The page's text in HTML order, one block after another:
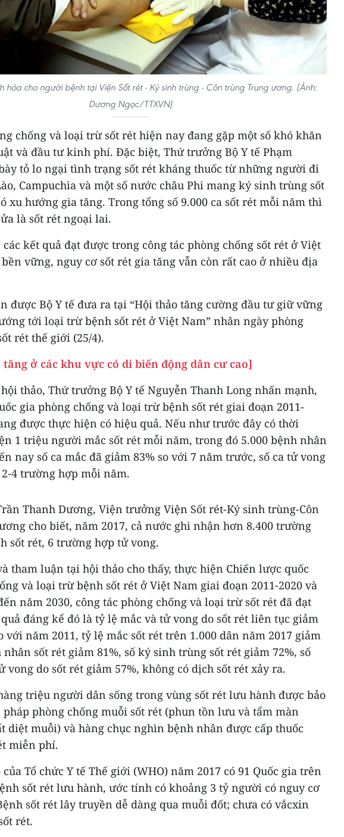
hóa cho người bệnh tại Viện Sốt rét - Ký sinh trùng - Côn trùng Trung ương. (Ảnh:
Dương Ngọc/TTXVN)
chống và loại trừ sốt rét hiện nay đang gặp một số khó khăn
và đầu tư kinh phí. Đặc biệt, Thứ trưởng Bộ Y tế Phạm
tỏ lo ngại tình trạng sốt rét kháng thuốc từ những người đi
Campuchia và một số nước châu Phi mang ký sinh trùng sốt
xu hướng gia tăng. Trong tổng số 9.000 ca sốt rét mỗi năm thì
là sốt rét ngoại lai.
các kết quả đạt được trong công tác phòng chống sốt rét ở Việt
vững, nguy cơ sốt rét gia tăng vẫn còn rất cao ở nhiều địa
được Bộ Y tế đưa ra tại “Hội thảo tăng cường đầu tư giữ vững
tới loại trừ bệnh sốt rét ở Việt Nam” nhân ngày phòng
rét thế giới (25/4).
ở các khu vực có di biến động dân cư cao]
thảo, Thứ trưởng Bộ Y tế Nguyễn Thanh Long nhấn mạnh,
gia phòng chống và loại trừ bệnh sốt rét giai đoạn 2011-
được thực hiện có hiệu quả. Nếu như trước đây có thời
1 triệu người mắc sốt rét mỗi năm, trong đó 5.000 bệnh nhân
nay số ca mắc đã giảm 83% so với 7 năm trước, số ca tử vong
4 trường hợp mỗi năm.
Thanh Dương, Viện trưởng Viện Sốt rét-Ký sinh trùng-Côn
cho biết, năm 2017, cả nước ghi nhận hơn 8.400 trường
sốt rét, 6 trường hợp tử vong.
tham luận tại hội thảo cho thấy, thực hiện Chiến lược quốc
và loại trừ bệnh sốt rét ở Việt Nam giai đoạn 2011-2020 và
năm 2030, công tác phòng chống và loại trừ sốt rét đã đạt
đáng kể đó là tỷ lệ mắc và tử vong do sốt rét liên tục giảm
với năm 2011, tỷ lệ mắc sốt rét trên 1.000 dân năm 2017 giảm
nhân sốt rét giảm 81%, số ký sinh trùng sốt rét giảm 72%, số
vong do sốt rét giảm 57%, không có dịch sốt rét xảy ra.
triệu người dân sống trong vùng sốt rét lưu hành được bảo
phòng chống muỗi sốt rét (phun tồn lưu và tẩm màn
diệt muỗi) và hàng chục nghìn bệnh nhân được cấp thuốc
miễn phí.
của Tổ chức Y tế Thế giới (WHO) năm 2017 có 91 Quốc gia trên
sốt rét lưu hành, ước tính có khoảng 3 tỷ người có nguy cơ
sốt rét lây truyền dễ dàng qua muỗi đốt; chưa có vắcxin
rét.